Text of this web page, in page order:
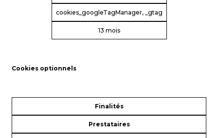
cookies_googleTagManager, _gtag
13 mois
Cookies optionnels
Finalités
Prestataires